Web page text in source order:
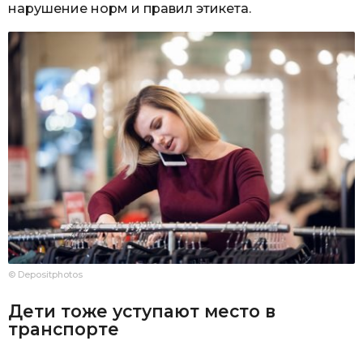
нарушение норм и правил этикета.
© Depositphotos
Дети тоже уступают место в
транспорте